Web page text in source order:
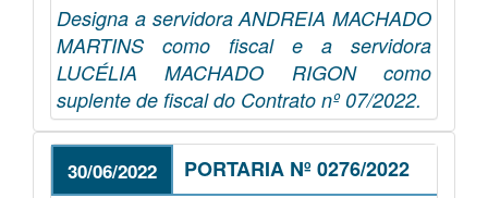
Designa a servidora ANDREIA MACHADO
MARTINS como fiscal e a servidora
LUCÉLIA MACHADO RIGON como
suplente de fiscal do Contrato nº 07/2022.
30/06/2022 PORTARIA Nº 0276/2022